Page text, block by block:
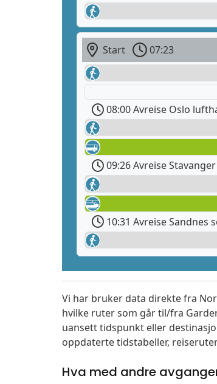
Start 07:23
08:00 Avreise Oslo
09:26 Avreise
10:31 Avreise Sandnes
Vi har bruker data direkte fra
hvilke ruter som går til/fra
uansett tidspunkt eller
oppdaterte tidstabeller,
Hva med andre